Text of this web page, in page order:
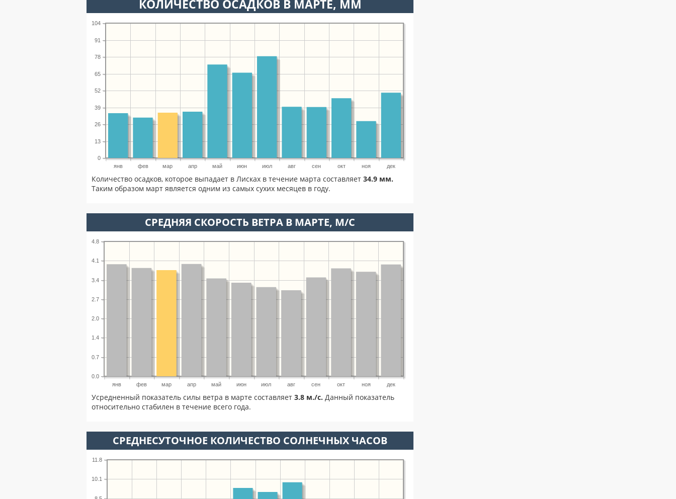
КОЛИЧЕСТВО ОСАДКОВ В МАРТЕ, ММ
янв фев мар апр май июн июл авг сен окт ноя дек
0
13
26
39
52
65
78
91
104
Количество осадков, которое выпадает в Лисках в течение марта составляет 34.9 мм.
Таким образом март является одним из самых сухих месяцев в году.
СРЕДНЯЯ СКОРОСТЬ ВЕТРА В МАРТЕ, М/С
янв фев мар апр май июн июл авг сен окт ноя дек
0.0
0.7
1.4
2.0
2.7
3.4
4.1
4.8
Усредненный показатель силы ветра в марте составляет 3.8 м./с. Данный показатель
относительно стабилен в течение всего года.
СРЕДНЕСУТОЧНОЕ КОЛИЧЕСТВО СОЛНЕЧНЫХ ЧАСОВ
10.1
11.8